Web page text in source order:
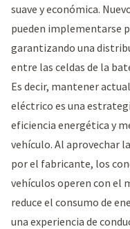
suave y económica.
pueden implementarse
garantizando una
entre las celdas de la
Es decir, mantener
eléctrico es una
eficiencia energética y
vehículo. Al aprovechar
por el fabricante, los
vehículos operen con el
reduce el consumo de
una experiencia de